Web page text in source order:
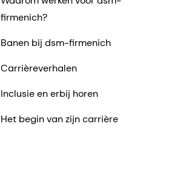
firmenich?
Banen bij dsm-firmenich
Carrièreverhalen
Inclusie en erbij horen
Het begin van zijn carrière